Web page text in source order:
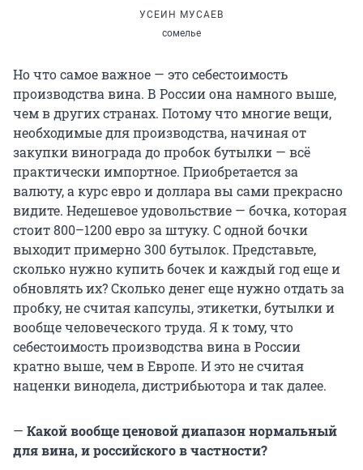
УСЕИН МУСАЕВ
сомелье
Но что самое важное — это себестоимость
производства вина. В России она намного выше,
чем в других странах. Потому что многие вещи,
необходимые для производства, начиная от
закупки винограда до пробок бутылки — всё
практически импортное. Приобретается за
валюту, а курс евро и доллара вы сами прекрасно
видите. Недешевое удовольствие — бочка, которая
стоит 800–1200 евро за штуку. С одной бочки
выходит примерно 300 бутылок. Представьте,
сколько нужно купить бочек и каждый год еще и
обновлять их? Сколько денег еще нужно отдать за
пробку, не считая капсулы, этикетки, бутылки и
вообще человеческого труда. Я к тому, что
себестоимость производства вина в России
кратно выше, чем в Европе. И это не считая
наценки винодела, дистрибьютора и так далее.
— Какой вообще ценовой диапазон нормальный
для вина, и российского в частности?